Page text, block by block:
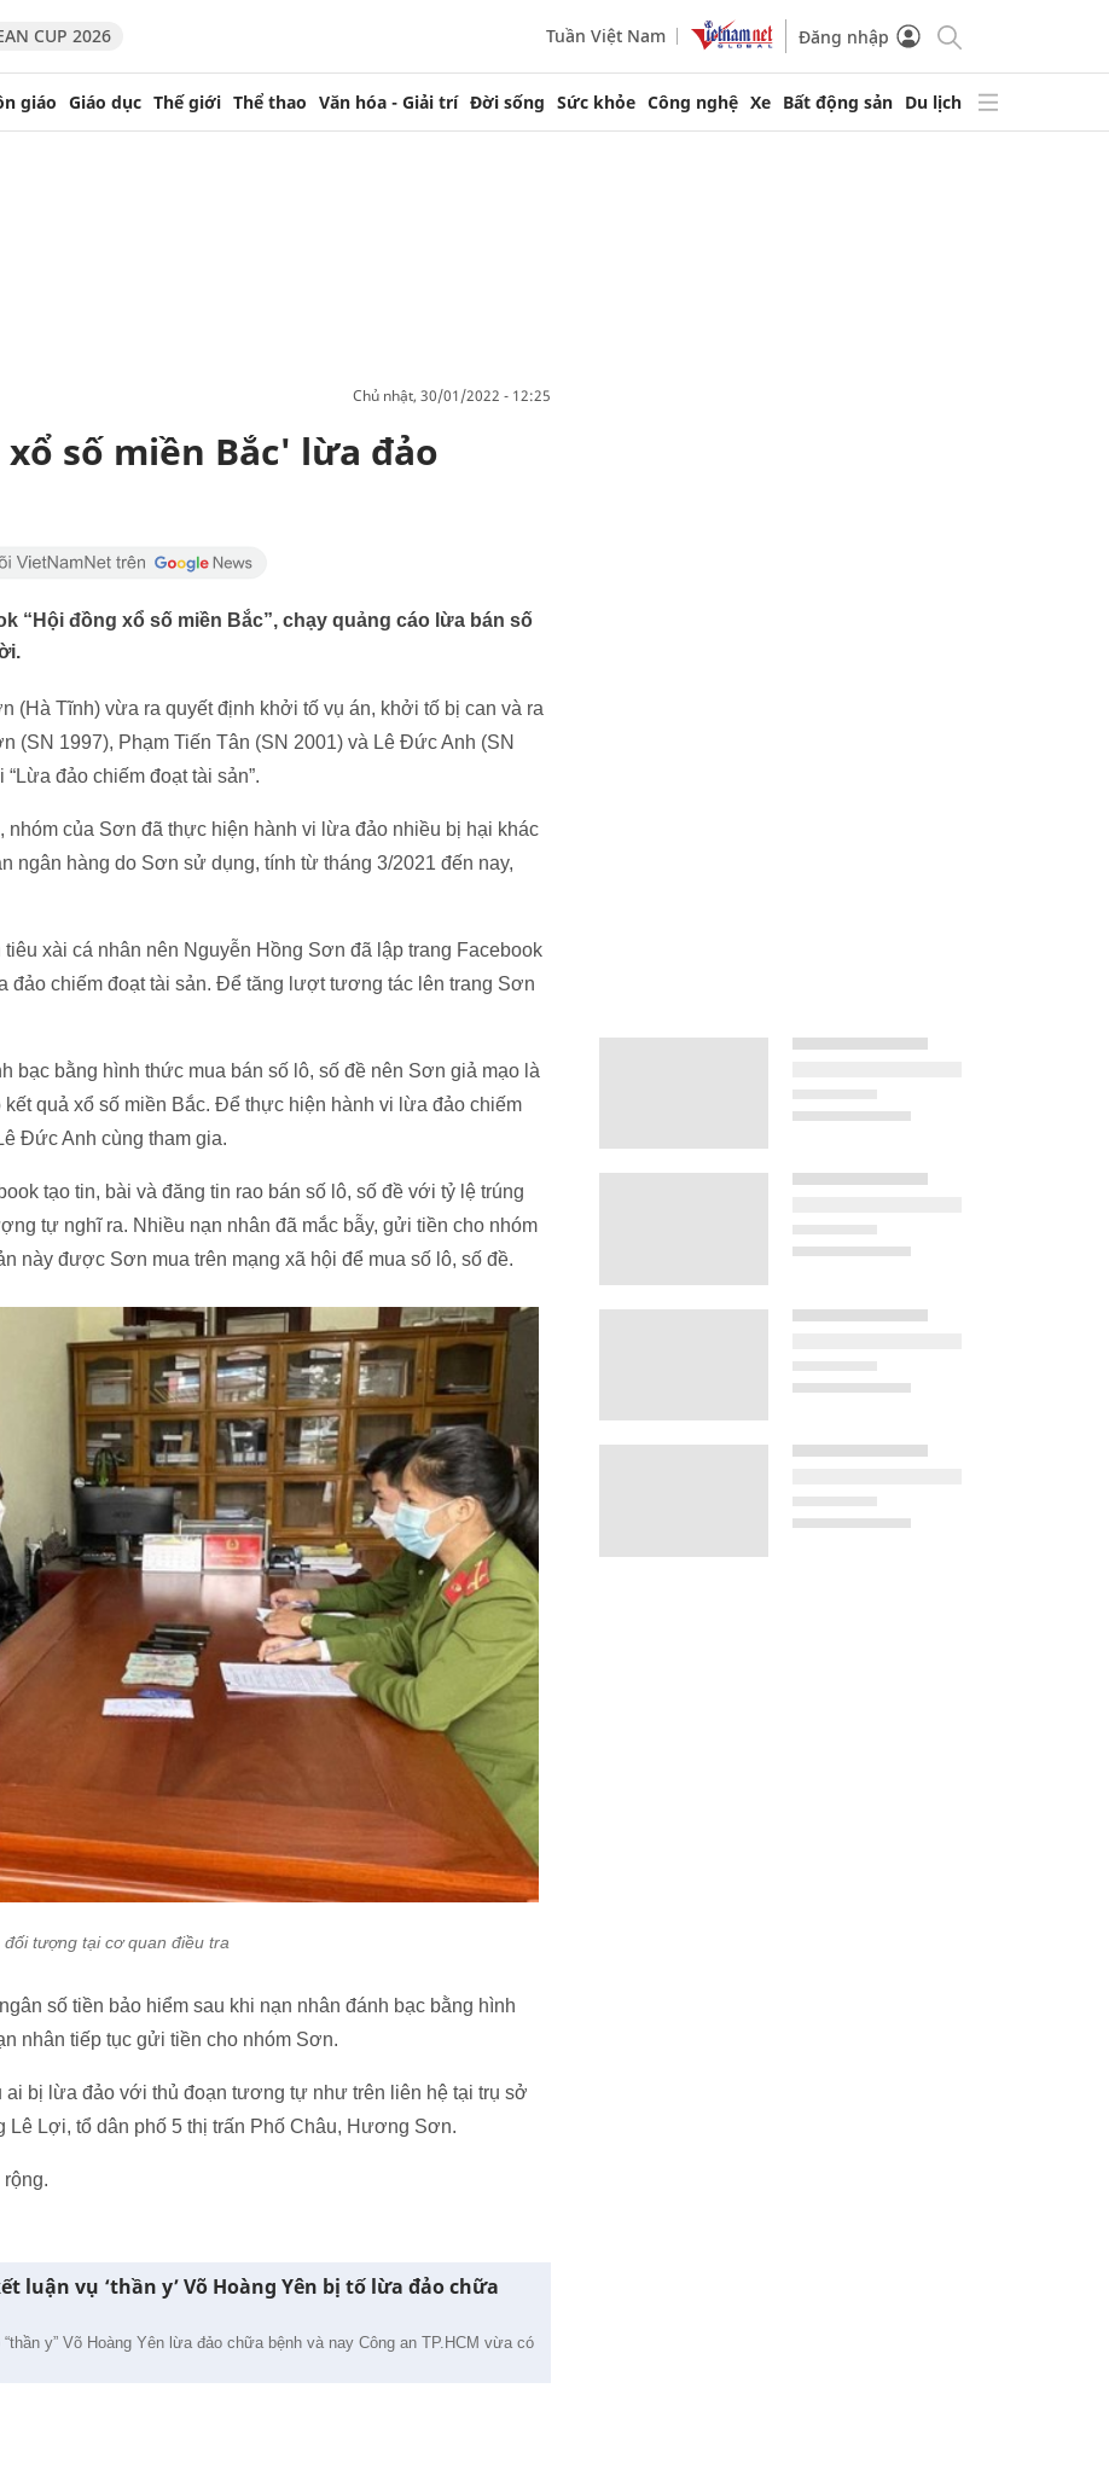
CUP 2026 Tuần Việt Nam Đăng nhập
giáo Giáo dục Thế giới Thể thao Văn hóa - Giải trí Đời sống Sức khỏe Công nghệ Xe Bất động sản Du lịch
chủ nhật, 30/01/2022 - 12:25
số miền Bắc' lừa đảo
“Hội đồng xổ số miền Bắc”, chạy quảng cáo lừa bán số
Tĩnh) vừa ra quyết định khởi tố vụ án, khởi tố bị can và ra
(SN 1997), Phạm Tiến Tân (SN 2001) và Lê Đức Anh (SN
đảo chiếm đoạt tài sản”.
nhóm của Sơn đã thực hiện hành vi lừa đảo nhiều bị hại khác
ngân hàng do Sơn sử dụng, tính từ tháng 3/2021 đến nay,
xài cá nhân nên Nguyễn Hồng Sơn đã lập trang Facebook
đảo chiếm đoạt tài sản. Để tăng lượt tương tác lên trang Sơn
bạc bằng hình thức mua bán số lô, số đề nên Sơn giả mạo là
quả xổ số miền Bắc. Để thực hiện hành vi lừa đảo chiếm
Đức Anh cùng tham gia.
tạo tin, bài và đăng tin rao bán số lô, số đề với tỷ lệ trúng
tự nghĩ ra. Nhiều nạn nhân đã mắc bẫy, gửi tiền cho nhóm
này được Sơn mua trên mạng xã hội để mua số lô, số đề.
đối tượng tại cơ quan điều tra
số tiền bảo hiểm sau khi nạn nhân đánh bạc bằng hình
nhân tiếp tục gửi tiền cho nhóm Sơn.
bị lừa đảo với thủ đoạn tương tự như trên liên hệ tại trụ sở
Lợi, tổ dân phố 5 thị trấn Phố Châu, Hương Sơn.
luận vụ ‘thần y’ Võ Hoàng Yên bị tố lừa đảo chữa
y” Võ Hoàng Yên lừa đảo chữa bệnh và nay Công an TP.HCM vừa có